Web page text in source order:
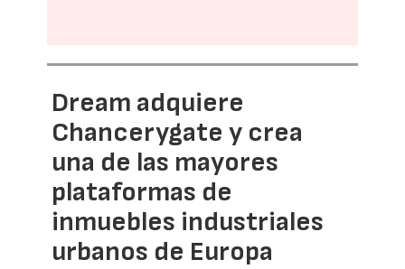
Dream adquiere
Chancerygate y crea
una de las mayores
plataformas de
inmuebles industriales
urbanos de Europa